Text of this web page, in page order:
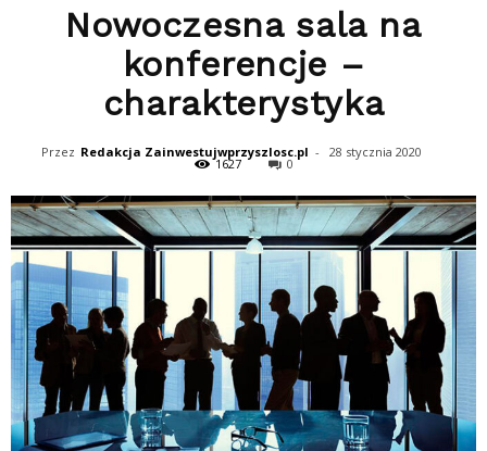
Nowoczesna sala na
konferencje –
charakterystyka
Przez Redakcja Zainwestujwprzyszlosc.pl - 28 stycznia 2020
1627 0